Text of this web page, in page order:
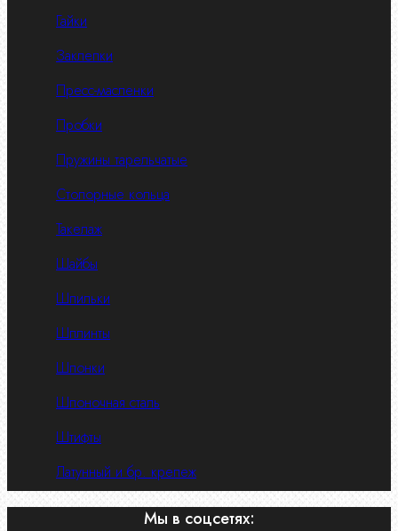
Гайки
Заклепки
Пресс-масленки
Пробки
Пружины тарельчатые
Стопорные кольца
Такелаж
Шайбы
Шпильки
Шплинты
Шпонки
Шпоночная сталь
Штифты
Латунный и бр. крепеж
Мы в соцсетях: